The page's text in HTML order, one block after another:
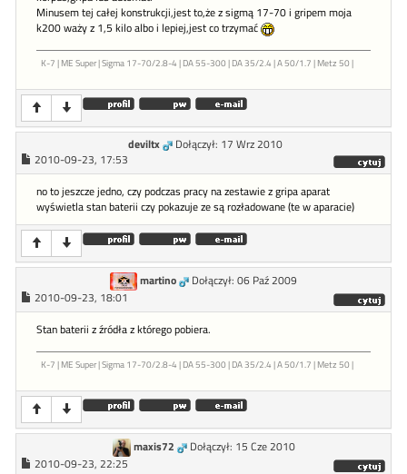
Minusem tej całej konstrukcji,jest to,że z sigmą 17-70 i gripem moja
k200 waży z 1,5 kilo albo i lepiej,jest co trzymać
K-7 | ME Super | Sigma 17-70/2.8-4 | DA 55-300 | DA 35/2.4 | A 50/1.7 | Metz 50 |
deviltx
Dołączył: 17 Wrz 2010
2010-09-23, 17:53
no to jeszcze jedno, czy podczas pracy na zestawie z gripa aparat
wyświetla stan baterii czy pokazuje ze są rozładowane (te w aparacie)
martino
Dołączył: 06 Paź 2009
2010-09-23, 18:01
Stan baterii z źródła z którego pobiera.
K-7 | ME Super | Sigma 17-70/2.8-4 | DA 55-300 | DA 35/2.4 | A 50/1.7 | Metz 50 |
maxis72
Dołączył: 15 Cze 2010
2010-09-23, 22:25